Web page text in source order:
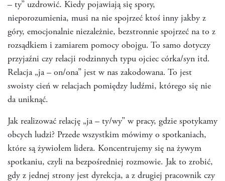
– ty” uzdrowić. Kiedy pojawiają się spory,
nieporozumienia, musi na nie spojrzeć ktoś inny jakby z
góry, emocjonalnie niezależnie, bezstronnie spojrzeć na to z
rozsądkiem i zamiarem pomocy obojgu. To samo dotyczy
przyjaźni czy relacji rodzinnych typu ojciec córka/syn itd.
Relacja „ja – on/ona” jest w nas zakodowana. To jest
swoisty cień w relacjach pomiędzy ludźmi, którego się nie
da uniknąć.
Jak realizować relację „ja – ty/wy” w pracy, gdzie spotykamy
obcych ludzi? Przede wszystkim mówimy o spotkaniach,
które są żywiołem lidera. Koncentrujemy się na żywym
spotkaniu, czyli na bezpośredniej rozmowie. Jak to zrobić,
gdy z jednej strony jest dyrekcja, a z drugiej pracownik czy